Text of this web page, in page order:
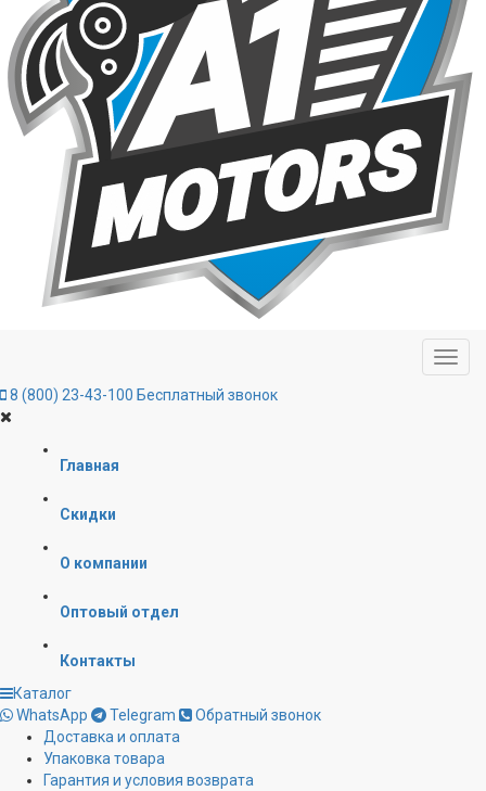
8 (800) 23-43-100 Бесплатный звонок
Главная
Скидки
О компании
Оптовый отдел
Контакты
Каталог
WhatsApp
Telegram
Обратный звонок
Доставка и оплата
Упаковка товара
Гарантия и условия возврата